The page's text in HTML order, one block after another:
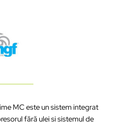
MC este un sistem integrat
fără ulei și sistemul de